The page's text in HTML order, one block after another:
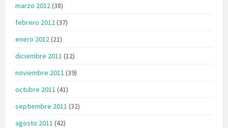
marzo 2012(38)
febrero 2012(37)
enero 2012(21)
diciembre 2011 (12)
noviembre 2011 (39)
octubre 2011 (41)
septiembre 2011 (32)
agosto 2011 (42)